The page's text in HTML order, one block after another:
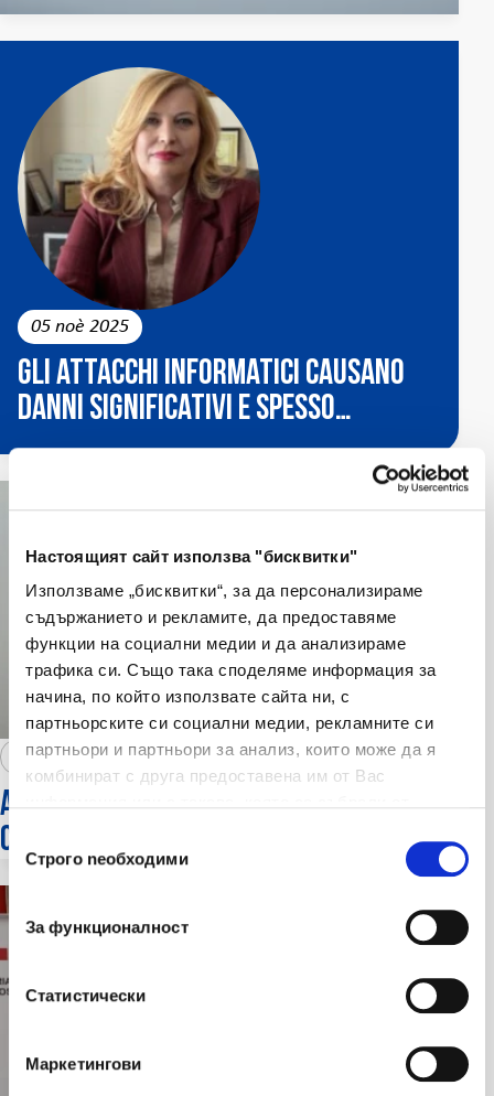
Настоящият сайт използва "бисквитки"
Използваме „бисквитки“, за да персонализираме
съдържанието и рекламите, да предоставяме
функции на социални медии и да анализираме
трафика си. Също така споделяме информация за
начина, по който използвате сайта ни, с
партньорските си социални медии, рекламните си
партньори и партньори за анализ, които може да я
комбинират с друга предоставена им от Вас
Избор на съгласие
Строго nеобходими
За функционалност
Статистически
Маркетингови
05 noè 2025
Gli attacchi informatici causano
danni significativi e spesso
irreparabili
16 okt 2025
Albena Ignatova: L'assicurazione
contro i rischi informatici è una
protezione per tutti, dalle aziende
alle piccole comunità